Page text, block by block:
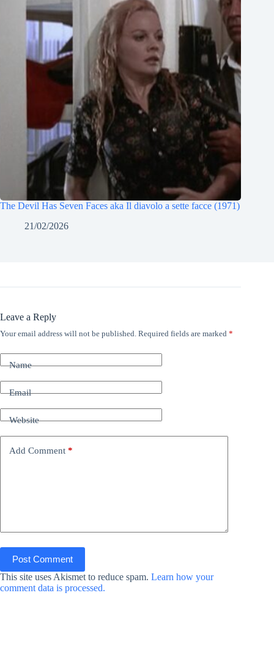
The Devil Has Seven Faces aka Il diavolo a sette facce (1971)
21/02/2026
Leave a Reply
Your email address will not be published. Required fields are marked *
Name
Email
Website
Add Comment *
Post Comment
This site uses Akismet to reduce spam. Learn how your
comment data is processed.